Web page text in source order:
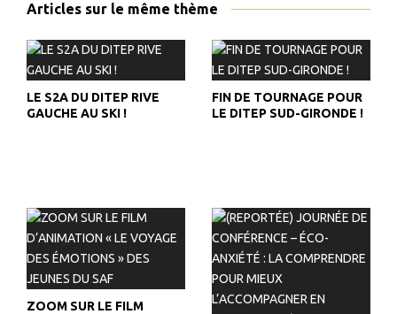
Articles sur le même thème
LE S2A DU DITEP RIVE
GAUCHE AU SKI !
FIN DE TOURNAGE POUR
LE DITEP SUD-GIRONDE !
ZOOM SUR LE FILM